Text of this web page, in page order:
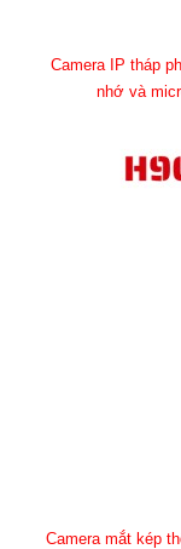
Camera IP tháp
nhớ và
Camera mắt kép